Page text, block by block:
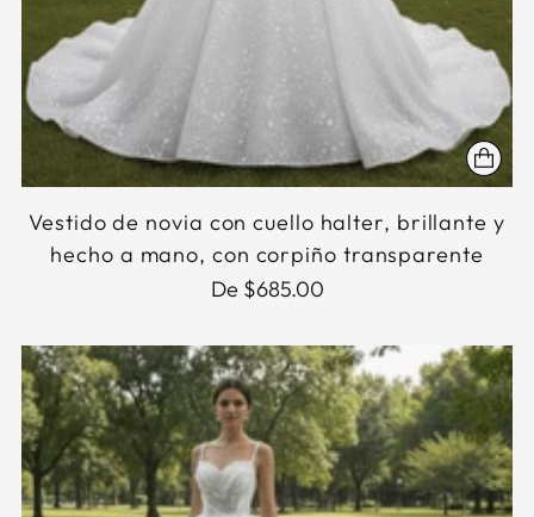
Vestido de novia con cuello halter, brillante y
hecho a mano, con corpiño transparente
De $685.00